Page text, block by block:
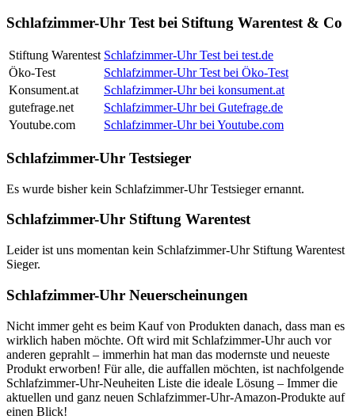
Schlafzimmer-Uhr Test bei Stiftung Warentest & Co
Stiftung Warentest Schlafzimmer-Uhr Test bei test.de
Öko-Test
Schlafzimmer-Uhr Test bei Öko-Test
Konsument.at
Schlafzimmer-Uhr bei konsument.at
gutefrage.net
Schlafzimmer-Uhr bei Gutefrage.de
Youtube.com
Schlafzimmer-Uhr bei Youtube.com
Schlafzimmer-Uhr Testsieger
Es wurde bisher kein Schlafzimmer-Uhr Testsieger ernannt.
Schlafzimmer-Uhr Stiftung Warentest
Leider ist uns momentan kein Schlafzimmer-Uhr Stiftung Warentest
Sieger.
Schlafzimmer-Uhr Neuerscheinungen
Nicht immer geht es beim Kauf von Produkten danach, dass man es
wirklich haben möchte. Oft wird mit Schlafzimmer-Uhr auch vor
anderen geprahlt – immerhin hat man das modernste und neueste
Produkt erworben! Für alle, die auffallen möchten, ist nachfolgende
Schlafzimmer-Uhr-Neuheiten Liste die ideale Lösung – Immer die
aktuellen und ganz neuen Schlafzimmer-Uhr-Amazon-Produkte auf
einen Blick!